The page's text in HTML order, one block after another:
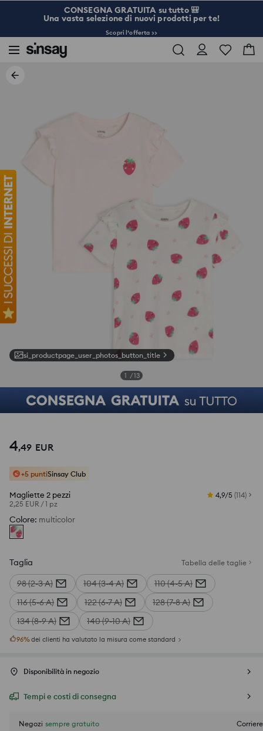
CONSEGNA GRATUITA su tutto 🎒
Una vasta selezione di nuovi prodotti per te!
Scopri l’offerta >>
si_productpage_user_photos_button_title
1 /13
4,49 EUR
+5 puntiSinsay Club
Magliette 2 pezzi
2,25 EUR /1 pz
4,9/5 (114)
Colore: multicolor
Taglia Tabella delle taglie
98 (2-3 A) 104 (3-4 A)
110 (4-5 A)
116 (5-6 A)
122 (6-7 A)
128 (7-8 A)
134 (8-9 A)
140 (9-10 A)
96%dei clienti ha valutato la misura come standard
Disponibilità in negozio
Tempi e costi di consegna
Negozi sempre gratuito